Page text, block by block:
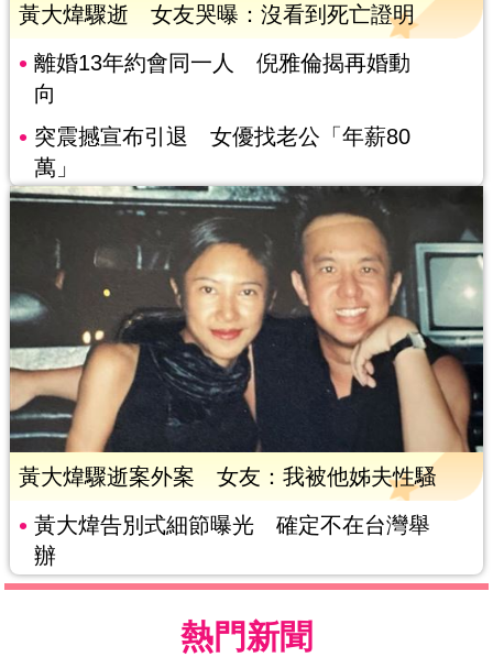
黃大煒驟逝 女友哭曝：沒看到死亡證明
離婚13年約會同一人 倪雅倫揭再婚動
向
突震撼宣布引退 女優找老公「年薪80
萬」
黃大煒驟逝案外案 女友：我被他姊夫性騷
黃大煒告別式細節曝光 確定不在台灣舉
辦
熱門新聞